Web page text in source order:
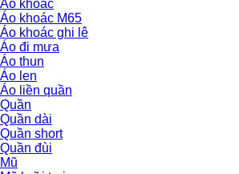
Áo khoác
Áo khoác M65
Áo khoác ghi lê
Áo đi mưa
Áo thun
Áo len
Áo liền quần
Quần
Quần dài
Quần short
Quần đùi
Mũ